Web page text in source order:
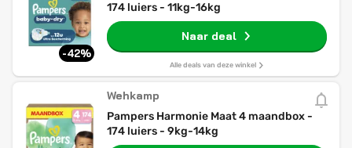
-42%
174 luiers - 11kg-16kg
Naar deal
Alle deals van deze winkel
Wehkamp
Pampers Harmonie Maat 4 maandbox -
174 luiers - 9kg-14kg